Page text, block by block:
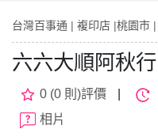
台灣百事通 | 複印店 |桃園市 |
六六大順阿秋行
0 (0 則)評價
相片